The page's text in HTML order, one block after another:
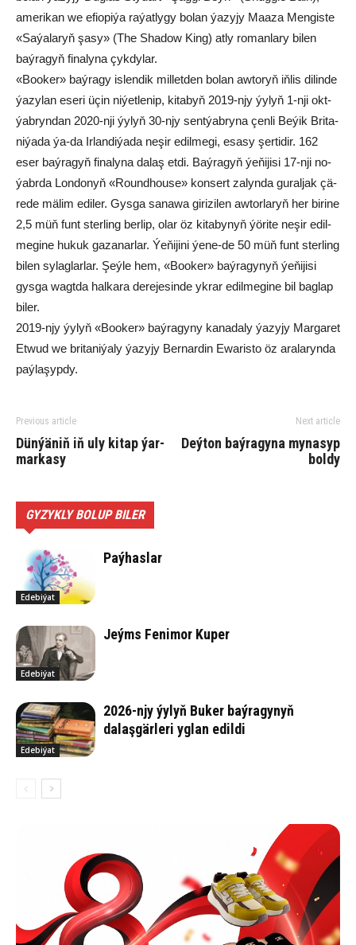
ame­ri­kan we efio­pi­ýa ra­ýat­ly­gy bo­lan ýa­zy­jy Maa­za Men­gis­te
«Sa­ýa­la­ryň şa­sy» (The Sha­dow King) at­ly ro­man­la­ry bi­len
baý­ra­gyň fi­na­ly­na çyk­dy­lar.
«Boo­ker» baý­ra­gy is­len­dik mil­let­den bo­lan aw­to­ryň iň­lis di­lin­de
ýa­zy­lan ese­ri üçin ni­ýet­le­nip, ki­ta­byň 2019-njy ýy­lyň 1-nji okt­
ýab­ryn­dan 2020-nji ýy­lyň 30-njy sent­ýab­ry­na çen­li Be­ýik Bri­ta­
ni­ýa­da ýa-da Ir­lan­di­ýa­da ne­şir edil­me­gi, esa­sy şer­ti­dir. 162
eser baý­ra­gyň fi­na­ly­na da­laş et­di. Baý­ra­gyň ýe­ňi­ji­si 17-nji no­
ýabr­da Lon­do­nyň «Round­hou­se» kon­sert za­lyn­da gu­ral­jak çä­
re­de mä­lim edi­ler. Gys­ga sa­na­wa gi­ri­zi­len aw­tor­la­ryň her bi­ri­ne
2,5 müň funt ster­ling ber­lip, olar öz ki­ta­by­nyň ýö­ri­te ne­şir edil­
me­gi­ne hu­kuk ga­za­nar­lar. Ýe­ňi­ji­ni ýe­ne-de 50 müň funt ster­ling
bi­len sy­lag­lar­lar. Şeý­le hem, «Boo­ker» baý­ra­gy­nyň ýe­ňi­ji­si
gys­ga wagt­da hal­ka­ra de­re­je­sin­de yk­rar edil­me­gi­ne bil bag­lap
bi­ler.
2019-njy ýy­lyň «Boo­ker» baý­ra­gy­ny ka­na­da­ly ýa­zy­jy Mar­ga­ret
Et­wud we bri­ta­ni­ýa­ly ýa­zy­jy Ber­nar­din Ewa­ris­to öz ara­la­ryn­da
paý­la­şyp­dy.
Previous article
Dün­ýä­niň iň uly ki­tap ýar­
mar­ka­sy
Next article
Deýton baý­ra­gy­na my­na­syp
bol­dy
GYZYKLY BOLUP BILER
Edebiýat
Paýhaslar
Edebiýat
Jeýms Fenimor Kuper
Edebiýat
2026-njy ýylyň Buker baýragynyň
dalaşgärleri yglan edildi